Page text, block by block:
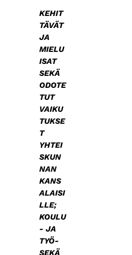
KEHIT
TÄVÄT
JA
MIELU
ISAT
SEKÄ
ODOTE
TUT
VAIKU
TUKSE
T
YHTEI
SKUN
NAN
KANS
ALAISI
LLE;
KOULU
- JA
TYÖ-
SEKÄ